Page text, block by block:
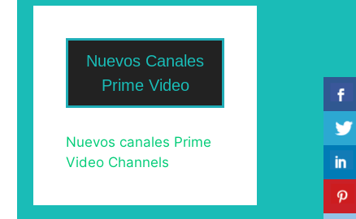
Nuevos Canales
Prime Video
Nuevos canales Prime
Video Channels